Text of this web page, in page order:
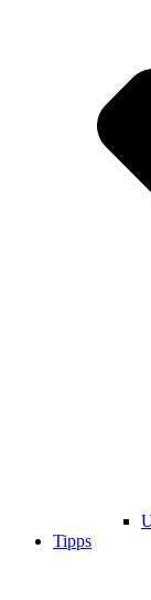
Tipps